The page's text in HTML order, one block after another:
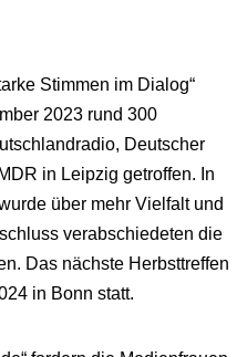
Stimmen im Dialog“
2023 rund 300
Deutscher
in Leipzig getroffen. In
über mehr Vielfalt und
verabschiedeten die
Das nächste Herbsttreffen
in Bonn statt.